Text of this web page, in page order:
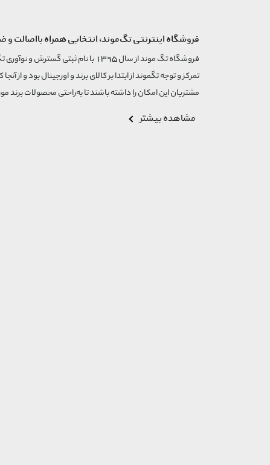
فروشگاه اینترنتی تگ‌موند، انتخابی همراه بااصالت و
تمرکز و توجه تگموند از ابتدا بر کالای برند و اورجینال بود و از
مشتریان این امکان را داشته باشند تا به‌راحتی محصولات برند
مشاهده بیشتر